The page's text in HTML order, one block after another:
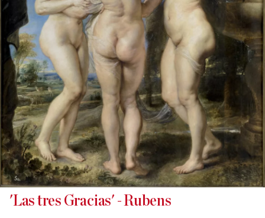
'Las tres Gracias' - Rubens